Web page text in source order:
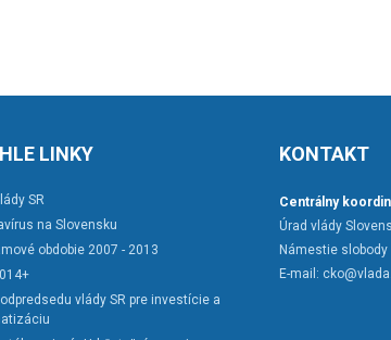
LINKY
SR
na Slovensku
obdobie 2007 - 2013
vlády SR pre investície a
KONTAKT
Centrálny
Úrad vlády
Námestie
E-mail: